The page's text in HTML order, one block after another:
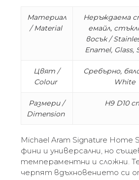
Материал
/ Material
Неръждаема
емайл,
восък /
Enamel, Glass,
Цвят /
Colour
Сребърно,
White
Размери /
Dimension
H9 D10
Michael Aram Signature Home
фини и универсални, но
темпераментни и сложни.
черпят вдъхновението си